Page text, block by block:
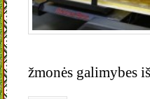
žmonės galimybes